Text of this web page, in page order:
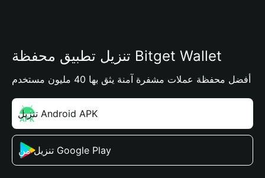
تنزيل تطبيق محفظة Bitget Wallet
أفضل محفظة عملات مشفرة آمنة يثق بها 40 مليون مستخدم
تنزيل Android APK
تنزيل من Google Play